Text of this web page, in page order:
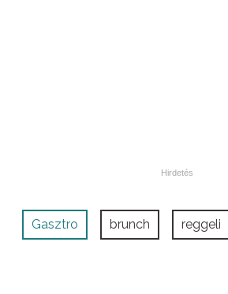
Gasztro brunch reggeli